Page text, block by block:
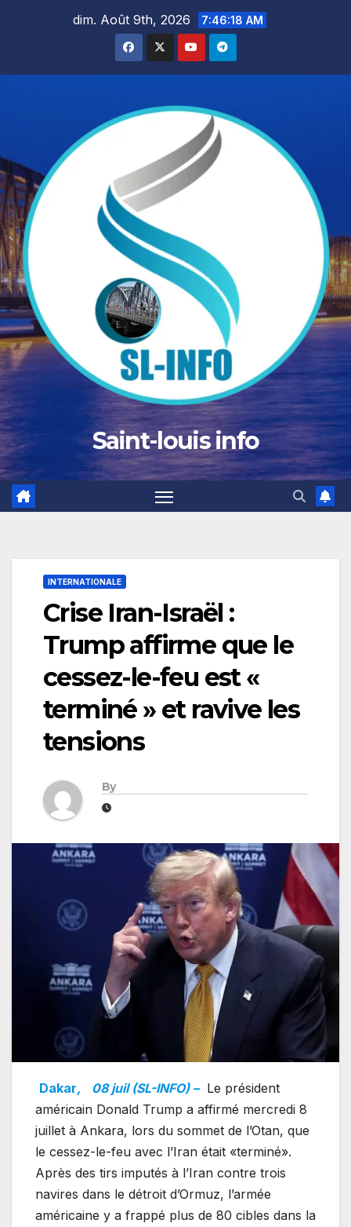
dim. Août 9th, 2026 7:46:19 AM
Saint-louis info
INTERNATIONALE
Crise Iran-Israël :
Trump affirme que le
cessez-le-feu est «
terminé » et ravive les
tensions
By
Dakar, 08 juil (SL-INFO) – Le président
américain Donald Trump a affirmé mercredi 8
juillet à Ankara, lors du sommet de l’Otan, que
le cessez-le-feu avec l’Iran était «terminé».
Après des tirs imputés à l’Iran contre trois
navires dans le détroit d’Ormuz, l’armée
américaine y a frappé plus de 80 cibles dans la